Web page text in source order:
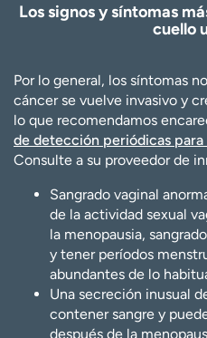
Los signos y síntomas
cuello
Por lo general, los síntomas
cáncer se vuelve invasivo y
lo que recomendamos
de detección periódicas
Consulte a su proveedor de
Sangrado vaginal
de la actividad sexual
la menopausia,
y tener períodos
abundantes de lo
Una secreción inusual
contener sangre y
después de la